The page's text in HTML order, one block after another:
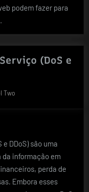
podem fazer para
(DoS e
Two
DDoS) são uma
informação em
perda de
Embora esses